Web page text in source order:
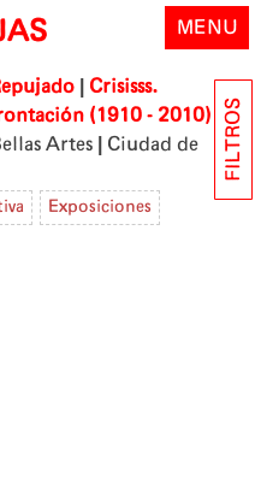
MENU
Crisisss.
(1910 - 2010)
Artes
Ciudad de
Exposiciones
FILTROS